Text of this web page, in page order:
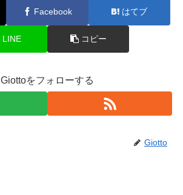
Facebook はてブ
LINE コピー
Giottoをフォローする
Giotto